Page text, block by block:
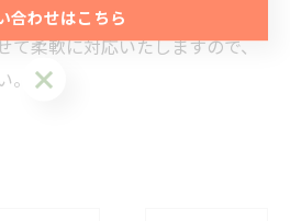
ています。
て柔軟に対応いたしますので、
合わせはこちら